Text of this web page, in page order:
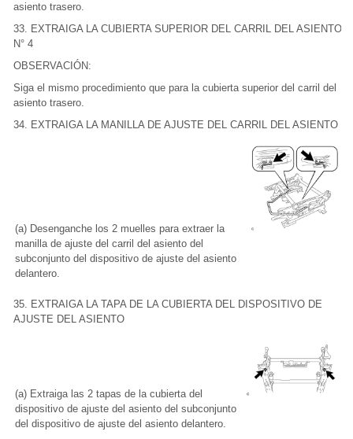
asiento trasero.
33. EXTRAIGA LA CUBIERTA SUPERIOR DEL CARRIL DEL ASIENTO
N° 4
OBSERVACIÓN:
Siga el mismo procedimiento que para la cubierta superior del carril del
asiento trasero.
34. EXTRAIGA LA MANILLA DE AJUSTE DEL CARRIL DEL ASIENTO
(a) Desenganche los 2 muelles para extraer la
manilla de ajuste del carril del asiento del
subconjunto del dispositivo de ajuste del asiento
delantero.
35. EXTRAIGA LA TAPA DE LA CUBIERTA DEL DISPOSITIVO DE
AJUSTE DEL ASIENTO
(a) Extraiga las 2 tapas de la cubierta del
dispositivo de ajuste del asiento del subconjunto
del dispositivo de ajuste del asiento delantero.